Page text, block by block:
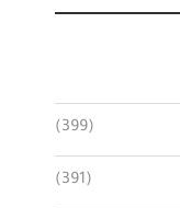
(399)
(391)